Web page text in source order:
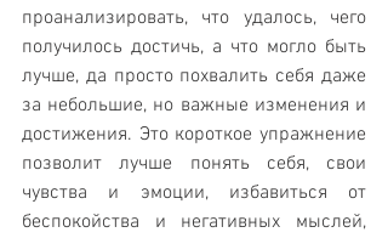
проанализировать, что удалось, чего
получилось достичь, а что могло быть
лучше, да просто похвалить себя даже
за небольшие, но важные изменения и
достижения. Это короткое упражнение
позволит лучше понять себя, свои
чувства и эмоции, избавиться от
беспокойства и негативных мыслей,